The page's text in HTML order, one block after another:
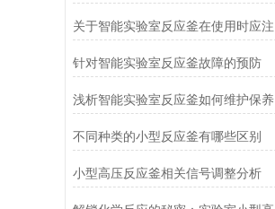
针对智能实验室反应釜故障的预防
浅析智能实验室反应釜如何维护保养
不同种类的小型反应釜有哪些区别
小型高压反应釜相关信号调整分析